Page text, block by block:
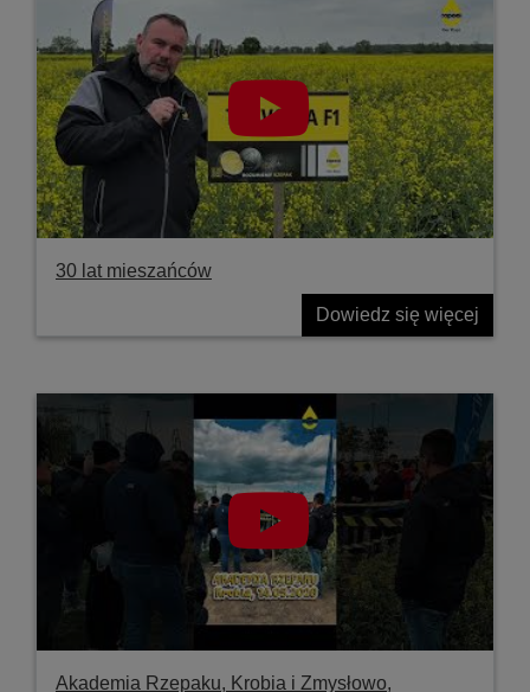
30 lat mieszańców
Dowiedz się więcej
Akademia Rzepaku, Krobia i Zmysłowo,